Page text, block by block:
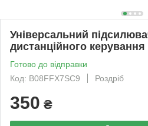
Універсальний
дистанційного
Готово до відправки
Код: B08FFX7SC9
Роздріб
350 ₴